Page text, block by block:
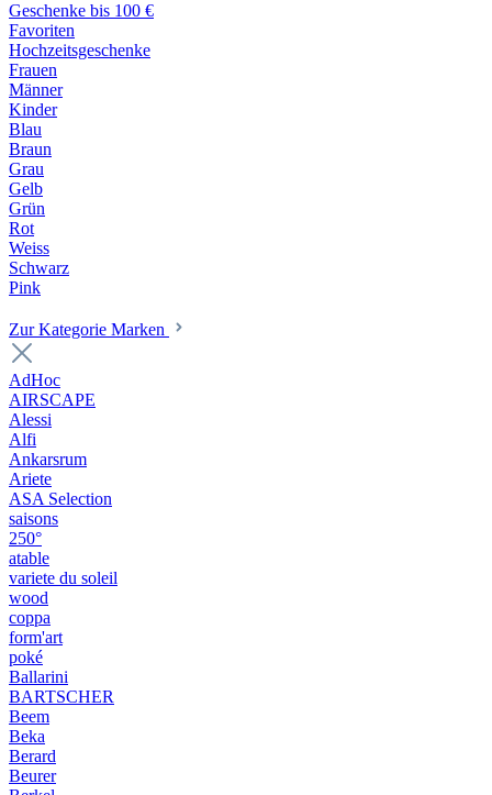
Geschenke bis 100 €
Favoriten
Hochzeitsgeschenke
Frauen
Männer
Kinder
Blau
Braun
Grau
Gelb
Grün
Rot
Weiss
Schwarz
Pink
Zur Kategorie Marken
AdHoc
AIRSCAPE
Alessi
Alfi
Ankarsrum
Ariete
ASA Selection
saisons
250°
atable
variete du soleil
wood
coppa
form'art
poké
Ballarini
BARTSCHER
Beem
Beka
Berard
Beurer